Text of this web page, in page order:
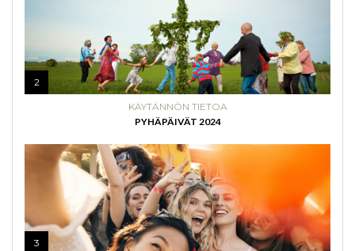
2
KÄYTÄNNÖN TIETOA
PYHÄPÄIVÄT 2024
3